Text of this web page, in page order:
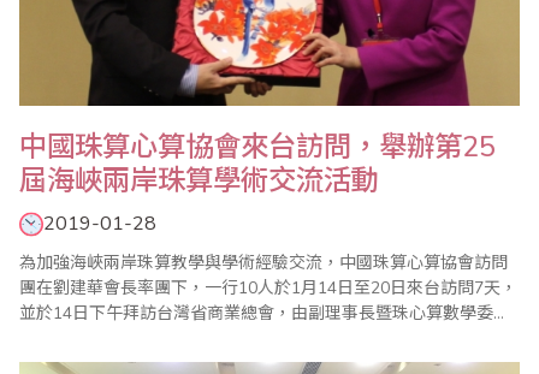
中國珠算心算協會來台訪問，舉辦第25
屆海峽兩岸珠算學術交流活動
2019-01-28
為加強海峽兩岸珠算教學與學術經驗交流，中國珠算心算協會訪問
團在劉建華會長率團下，一行10人於1月14日至20日來台訪問7天，
並於14日下午拜訪台灣省商業總會，由副理事長暨珠心算數學委員
業總會首開先河與中國珠算心算協會辦理海峽兩岸珠算交流活動，